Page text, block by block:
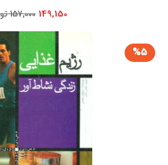
149,150 157,000 تومان
%5